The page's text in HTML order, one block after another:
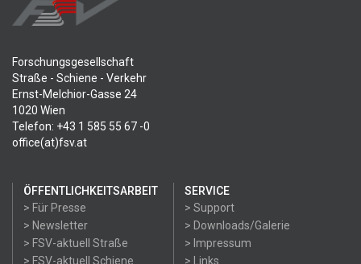
Forschungsgesellschaft
Straße - Schiene - Verkehr
Ernst-Melchior-Gasse 24
1020 Wien
Telefon: +43 1 585 55 67 -0
office(at)fsv.at
ÖFFENTLICHKEITSARBEIT
> Für Presse
> Newsletter
> FSV-aktuell Straße
> FSV-aktuell Schiene
SERVICE
> Support
> Downloads/Galerie
> Impressum
> Links